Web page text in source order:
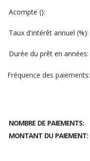
Acompte ():
Taux d'intérêt annuel (%):
Durée du prêt en années:
Fréquence des paiements:
NOMBRE DE PAIEMENTS:
MONTANT DU PAIEMENT: